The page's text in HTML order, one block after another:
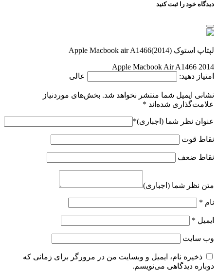
دیدگاه خود را ثبت کنید
لپتاپ استوک Apple Macbook air A1466(2014)
Apple Macbook Air A1466 2014
امتیاز دهید:
عالی
نشانی ایمیل شما منتشر نخواهد شد. بخش‌های موردنیاز
علامت‌گذاری شده‌اند *
عنوان نظر شما (اجباری)*
نقاط قوت
نقاط ضعف
متن نظر شما (اجباری)
نام *
ایمیل *
وب‌ سایت
ذخیره نام، ایمیل و وبسایت من در مرورگر برای زمانی که
دوباره دیدگاهی می‌نویسم.